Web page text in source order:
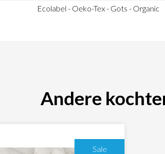
Ecolabel - Oeko-Tex - Gots - Organic
Andere
Sale